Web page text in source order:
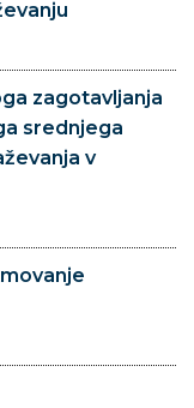
zagotavljanja
srednjega
v